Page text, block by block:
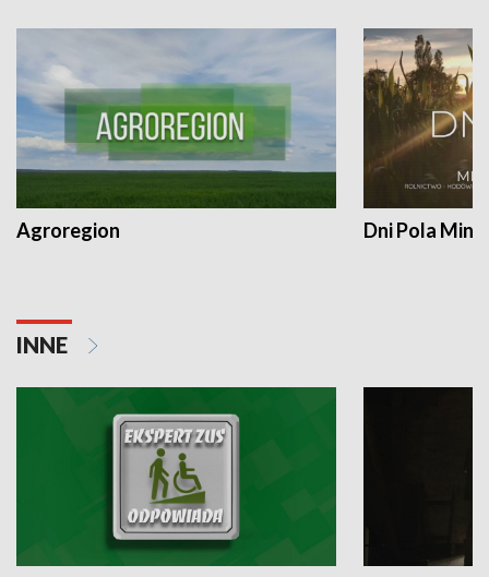
Agroregion Dni Pola
INNE